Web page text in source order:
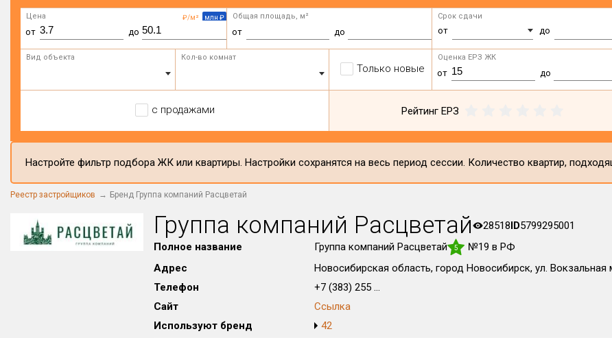
₽/м² млн ₽
Цена
от до
Общая площадь, м²
от до
Срок сдачи
от до
Вид объекта Кол-во комнат
Только новые
Оценка ЕРЗ ЖК
от до
с продажами Рейтинг ЕРЗ
Настройте фильтр подбора ЖК или квартиры. Настройки сохранятся на весь период сессии. Количество квартир,
Реестр застройщиков Бренд Группа компаний Расцветай
Группа компаний Расцветай 28518ID5799295001
Полное название
Группа компаний Расцветай 5
№19 в РФ
Адрес
Новосибирская область, город Новосибирск, ул. Вокзальная
Телефон
+7 (383) 255 ...
Сайт
Ссылка
Используют бренд
42